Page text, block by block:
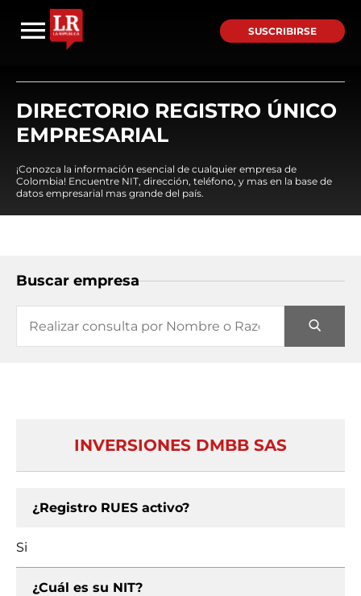
SUSCRIBIRSE
DIRECTORIO REGISTRO ÚNICO
EMPRESARIAL
¡Conozca la información esencial de cualquier empresa de
Colombia! Encuentre NIT, dirección, teléfono, y mas en la base de
datos empresarial mas grande del país.
Buscar empresa
INVERSIONES DMBB SAS
¿Registro RUES activo?
Si
¿Cuál es su NIT?